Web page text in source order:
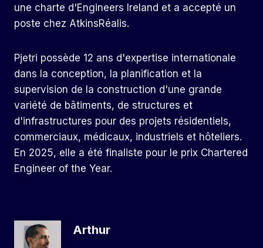
une charte d'Engineers Ireland et a accepté un
poste chez AtkinsRéalis.
Pjetri possède 12 ans d'expertise internationale
dans la conception, la planification et la
supervision de la construction d'une grande
variété de bâtiments, de structures et
d'infrastructures pour des projets résidentiels,
commerciaux, médicaux, industriels et hôteliers.
En 2025, elle a été finaliste pour le prix Chartered
Engineer of the Year.
Arthur